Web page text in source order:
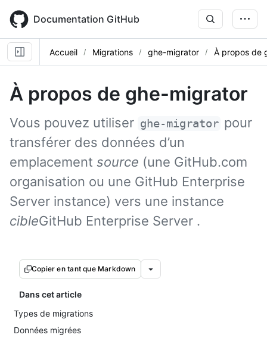
main
content
Documentation GitHub
Accueil Migrations ghe-migrator À propos de
À propos de ghe-migrator
Vous pouvez utiliser ghe-migrator pour
transférer des données d’un
emplacement source (une GitHub.com
organisation ou une GitHub Enterprise
Server instance) vers une instance
cibleGitHub Enterprise Server .
Copier en tant que Markdown
Dans cet article
Types de migrations
Données migrées